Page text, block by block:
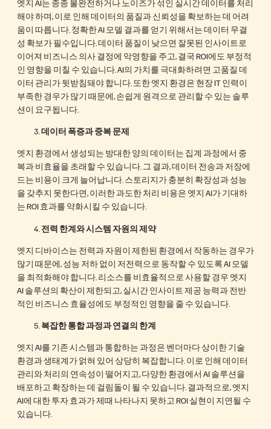
엣지 AI는 종종 불완전하거나 노이즈가 섞인 실시간 데이터를 처리
해야 하며, 이로 인해 데이터의 품질과 신뢰성을 확보하는 데 어려
움이 따릅니다. 정확한 AI 모델 결과를 얻기 위해서는 데이터 무결
성 확보가 필수입니다. 데이터 품질이 낮으면 잘못된 인사이트로
이어져 비즈니스 의사 결정에 악영향을 주고, 결국 ROI에도 부정적
인 영향을 미칠 수 있습니다. AI의 가치를 극대화하려면 고품질 데
이터 관리가 뒷받침돼야 합니다. 또한 엣지 환경은 현장 IT 인력이
부족한 경우가 많기 때문에, 손쉽게 원격으로 관리할 수 있는 솔루
션이 요구됩니다.
데이터 폭증과 중복 문제
엣지 환경에서 생성되는 방대한 양의 데이터는 집계 과정에서 중
복과 비효율을 초래할 수 있습니다. 그 결과, 데이터 전송과 저장에
드는 비용이 크게 늘어납니다. 스토리지가 충분히 확장성과 성능
을 갖추지 못한다면, 이러한 과도한 처리 비용은 엣지 AI가 기대하
는 ROI 효과를 약화시킬 수 있습니다.
전력 한계와 시스템 자원의 제약
엣지 디바이스는 전력과 자원이 제한된 환경에서 작동하는 경우가
많기 때문에, 성능 저하 없이 저전력으로 동작할 수 있도록 AI 모델
을 최적화해야 합니다. 리소스를 비효율적으로 사용할 경우 엣지
AI 솔루션의 확산이 제한되고, 실시간 인사이트 제공 능력과 전반
적인 비즈니스 효율성에도 부정적인 영향을 줄 수 있습니다.
복잡한 통합 과정과 연결의 한계
엣지 AI를 기존 시스템과 통합하는 과정은 벤더마다 상이한 기술
환경과 생태계가 얽혀 있어 상당히 복잡합니다. 이로 인해 데이터
관리와 처리의 연속성이 떨어지고, 다양한 환경에서 AI 솔루션을
배포하고 확장하는 데 걸림돌이 될 수 있습니다. 결과적으로, 엣지
AI에 대한 투자 효과가 제때 나타나지 못하고 ROI 실현이 지연될 수
있습니다.